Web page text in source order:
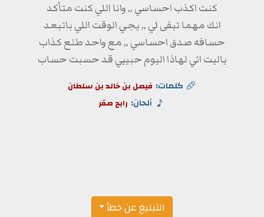
كنت اكذب احساسي ,, وانا اللي كنت متأكد
انك مهما تبقى لي ,, يجي الوقت اللي باتبعد
حسافه صدق احساسي ,, مع واحد طلع كذاب
ياليت اني لهاذا اليوم حبيبي قد حسبت حساب
كلمات: فيصل بن خالد بن سلطان
ألحان: رابح صقر
التبليغ عن خطأ